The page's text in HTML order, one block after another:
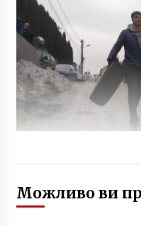
Можливо ви